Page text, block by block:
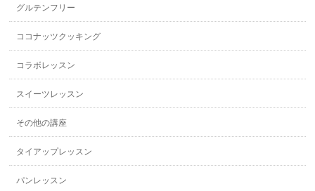
グルテンフリー
ココナッツクッキング
コラボレッスン
スイーツレッスン
その他の講座
タイアップレッスン
パンレッスン